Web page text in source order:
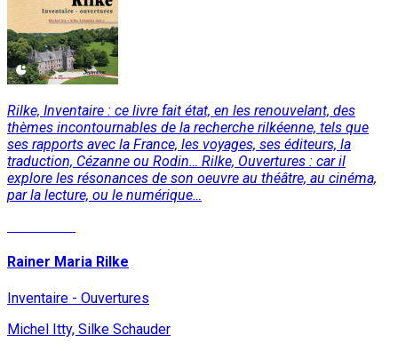
Rilke, Inventaire : ce livre fait état, en les renouvelant, des
thèmes incontournables de la recherche rilkéenne, tels que
ses rapports avec la France, les voyages, ses éditeurs, la
traduction, Cézanne ou Rodin… Rilke, Ouvertures : car il
explore les résonances de son oeuvre au théâtre, au cinéma,
par la lecture, ou le numérique…
Rainer Maria Rilke
Inventaire - Ouvertures
Michel Itty, Silke Schauder